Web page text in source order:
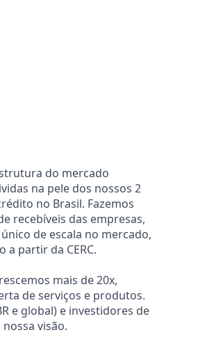
do mercado
na pele dos nossos 2
no Brasil. Fazemos
recebíveis das empresas,
de escala no mercado,
partir da CERC.
mais de 20x,
de serviços e produtos.
e global) e investidores de
visão.